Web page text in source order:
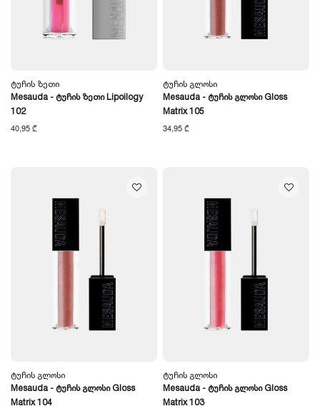
Ტუჩის Ზეთი
Mesauda - Ტუჩის Ზეთი Lipoilogy
102
40,95 ₾
Ტუჩის Გლოსი
Mesauda - Ტუჩის Გლოსი Gloss
Matrix 105
34,95 ₾
Ტუჩის Გლოსი
Mesauda - Ტუჩის Გლოსი Gloss
Matrix 104
Ტუჩის Გლოსი
Mesauda - Ტუჩის Გლოსი Gloss
Matrix 103